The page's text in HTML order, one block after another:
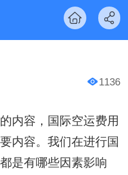
1136
内容，国际空运费用
内容。我们在进行国
是有哪些因素影响